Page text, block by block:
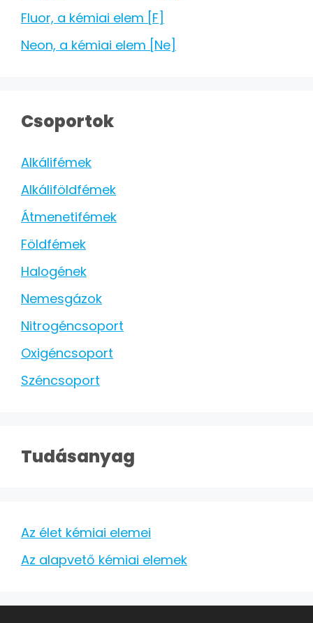
Fluor, a kémiai elem [F]
Neon, a kémiai elem [Ne]
Csoportok
Alkálifémek
Alkáliföldfémek
Átmenetifémek
Földfémek
Halogének
Nemesgázok
Nitrogéncsoport
Oxigéncsoport
Széncsoport
Tudásanyag
Az élet kémiai elemei
Az alapvető kémiai elemek